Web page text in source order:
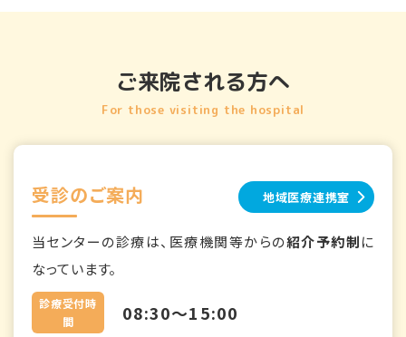
ご来院される方へ
For those visiting the hospital
受診のご案内 地域医療連携室
当センターの診療は、医療機関等からの紹介予約制に
なっています。
診療受付時
間
08:30～15:00